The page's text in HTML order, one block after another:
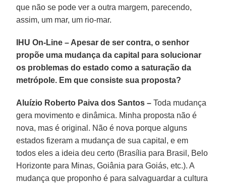
que não se pode ver a outra margem, parecendo,
assim, um mar, um rio-mar.
IHU On-Line – Apesar de ser contra, o senhor
propõe uma mudança da capital para solucionar
os problemas do estado como a saturação da
metrópole. Em que consiste sua proposta?
Aluízio Roberto Paiva dos Santos – Toda mudança
gera movimento e dinâmica. Minha proposta não é
nova, mas é original. Não é nova porque alguns
estados fizeram a mudança de sua capital, e em
todos eles a ideia deu certo (Brasília para Brasil, Belo
Horizonte para Minas, Goiânia para Goiás, etc.). A
mudança que proponho é para salvaguardar a cultura